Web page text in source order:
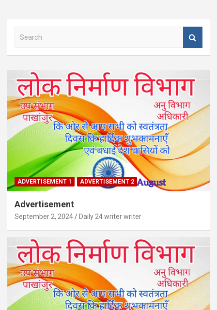
h
ADVERTISEMENT 1 ADVERTISEMENT 2
Advertisement
September 2, 2024 Daily 24 writer writer